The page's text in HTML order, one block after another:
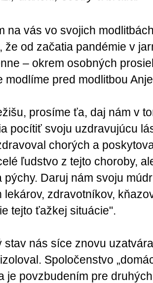
na vás vo svojich
že od začatia pandémie v
– okrem osobných
modlíme pred modlitbou
prosíme ťa, daj nám v
pocítiť svoju uzdravujúcu
chorých a
ľudstvo z tejto choroby,
pýchy. Daruj nám svoju
lekárov, zdravotníkov,
tejto ťažkej situácie".
stav nás síce znovu
Spoločenstvo
je povzbudením pre